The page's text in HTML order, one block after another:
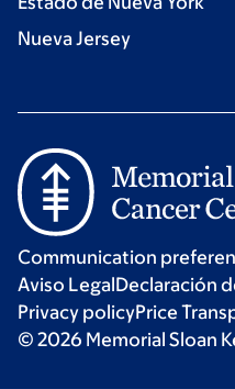
Nueva Jersey
Communication
Aviso LegalDeclaración
Privacy policyPrice
© 2026 Memorial Sloan